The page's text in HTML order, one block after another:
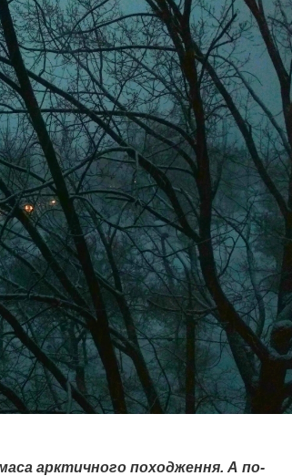
арктичного походження. А по-